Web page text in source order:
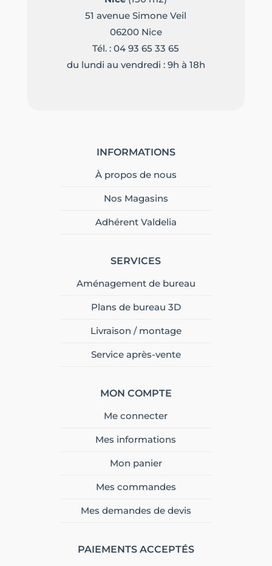
51 avenue Simone Veil
06200 Nice
Tél. :04 93 65 33 65
du lundi au vendredi : 9h à 18h
INFORMATIONS
À propos de nous
Nos Magasins
Adhérent Valdelia
SERVICES
Aménagement de bureau
Plans de bureau 3D
Livraison / montage
Service après-vente
MON COMPTE
Me connecter
Mes informations
Mon panier
Mes commandes
Mes demandes de devis
PAIEMENTS ACCEPTÉS